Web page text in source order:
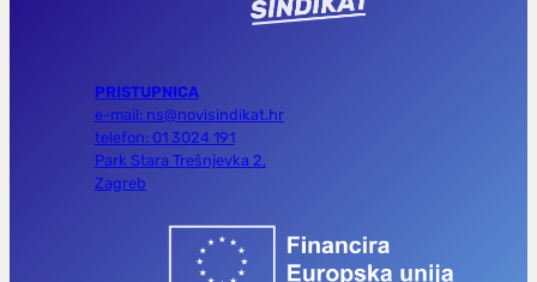
PRISTUPNICA
e-mail: ns@novisindikat.hr
telefon: 01 3024 191
Park Stara Trešnjevka 2,
Zagreb